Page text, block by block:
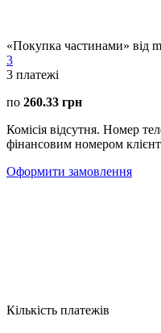
«Покупка частинами» від
3
3 платежі
по 260.33 грн
Комісія відсутня. Номер
фінансовим номером
Оформити замовлення
Кількість платежів